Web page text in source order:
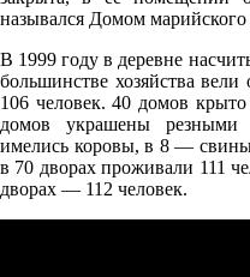
17.8°
761
83%
2.2
189°
назывался Домом марийского
В 1999 году в деревне
большинстве хозяйства
106 человек. 40 домов
домов украшены резными
имелись коровы, в 8 —
в 70 дворах проживали 111
дворах — 112 человек.